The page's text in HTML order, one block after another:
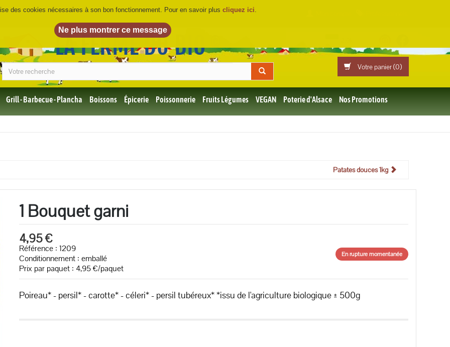
LA FERME DU BIO
Votre panier (0)
Grill - Barbecue - Plancha Boissons Épicerie Poissonnerie Fruits Légumes VEGAN Poterie d'Alsace Nos Promotions
Patates douces 1kg
1 Bouquet garni
4,95 €
Référence : 1209
Conditionnement : emballé
Prix par paquet : 4,95 €/paquet
En rupture momentanée
Poireau* - persil* - carotte* - céleri* - persil tubéreux* *issu de l'agriculture biologique ± 500g
des cookies nécessaires à son bon fonctionnement. Pour en savoir plus cliquez ici.